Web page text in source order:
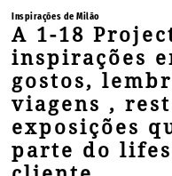
Inspirações de Milão
A 1-18
inspirações
gostos,
viagens ,
exposições
parte do